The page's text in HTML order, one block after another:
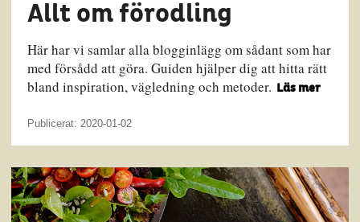
Allt om förodling
Här har vi samlar alla blogginlägg om sådant som har
med försådd att göra. Guiden hjälper dig att hitta rätt
bland inspiration, vägledning och metoder. Läs mer
Publicerat: 2020-01-02